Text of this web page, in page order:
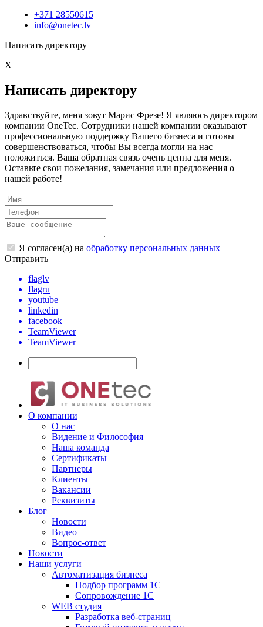
+371 28550615
info@onetec.lv
Написать директору
X
Написать директору
Здравствуйте, меня зовут Марис Фрезе! Я являюсь директором
компании OneTec. Сотрудники нашей компании оказывают
профессиональную поддержку Вашего бизнеса и готовы
совершенствоваться, чтобы Вы всегда могли на нас
положиться. Ваша обратная связь очень ценна для меня.
Оставьте свои пожелания, замечания или предложения о
нашей работе!
Я согласен(а) на обработку персональных данных
Отправить
flaglv
flagru
youtube
linkedin
facebook
TeamViewer
TeamViewer
О компании
О нас
Видение и Философия
Наша команда
Сертификаты
Партнеры
Клиенты
Вакансии
Реквизиты
Блог
Новости
Видео
Вопрос-ответ
Новости
Наши услуги
Автоматизация бизнеса
Подбор программ 1С
Сопровождение 1С
WEB студия
Разработка веб-страниц